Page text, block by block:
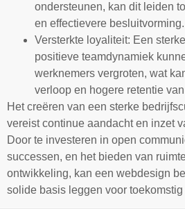
ondersteunen, kan dit leiden
en effectievere besluitvorming.
Versterkte loyaliteit: Een
positieve teamdynamiek
werknemers vergroten, wat
verloop en hogere retentie
Het creëren van een sterke
vereist continue aandacht en inzet
Door te investeren in open
successen, en het bieden van
ontwikkeling, kan een webdesign
solide basis leggen voor toekomstig